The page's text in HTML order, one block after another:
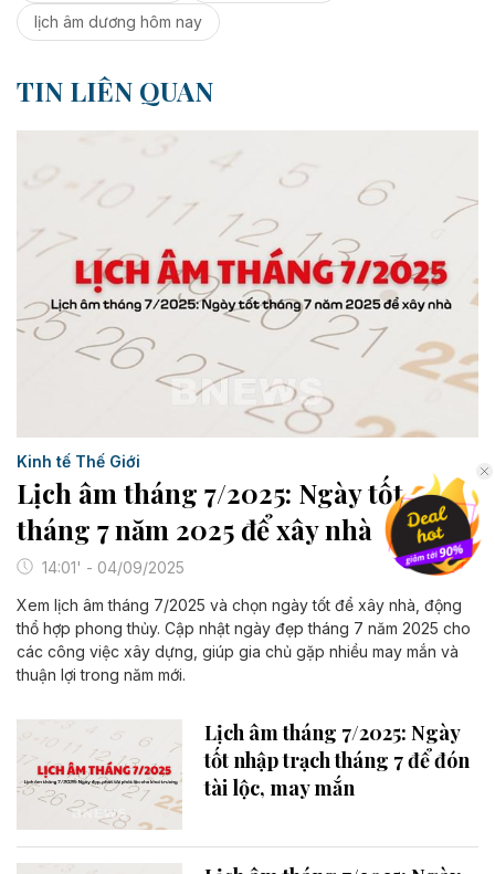
lịch âm dương hôm nay
TIN LIÊN QUAN
Kinh tế Thế Giới
Lịch âm tháng 7/2025: Ngày tốt
tháng 7 năm 2025 để xây nhà
14:01' - 04/09/2025
Xem lịch âm tháng 7/2025 và chọn ngày tốt để xây nhà, động
thổ hợp phong thủy. Cập nhật ngày đẹp tháng 7 năm 2025 cho
các công việc xây dựng, giúp gia chủ gặp nhiều may mắn và
thuận lợi trong năm mới.
Lịch âm tháng 7/2025: Ngày
tốt nhập trạch tháng 7 để đón
tài lộc, may mắn